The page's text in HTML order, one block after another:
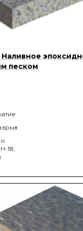
песком
18,